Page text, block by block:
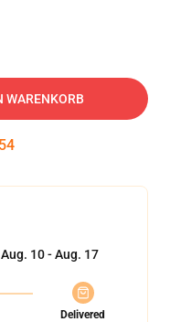
WARENKORB
54
Aug. 10 - Aug. 17
Delivered